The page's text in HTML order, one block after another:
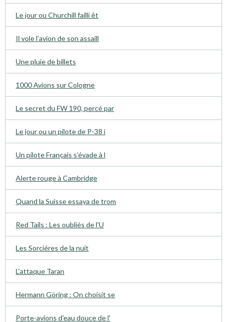
Le jour ou Churchill failli êt
Il vole l’avion de son assaill
Une pluie de billets
1000 Avions sur Cologne
Le secret du FW 190, percé par
Le jour ou un pilote de P-38 i
Un pilote Français s’évade à l
Alerte rouge à Cambridge
Quand la Suisse essaya de trom
Red Tails : Les oubliés de l'U
Les Sorciéres de la nuit
L'attaque Taran
Hermann Göring : On choisit se
Porte-avions d'eau douce de l'